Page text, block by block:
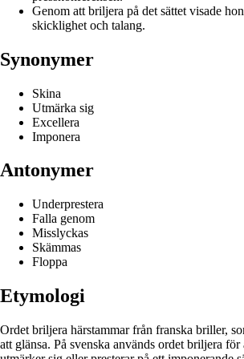
Genom att briljera på det sättet visade
skicklighet och talang.
Synonymer
Skina
Utmärka sig
Excellera
Imponera
Antonymer
Underprestera
Falla genom
Misslyckas
Skämmas
Floppa
Etymologi
Ordet briljera härstammar från franska briller,
att glänsa. På svenska används ordet briljera